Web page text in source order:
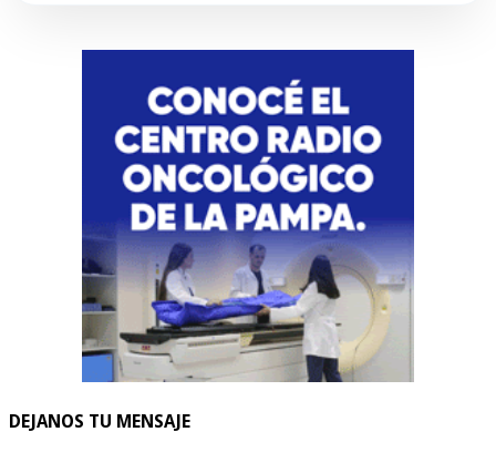
DEJANOS TU MENSAJE